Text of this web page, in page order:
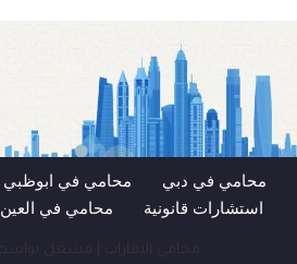
محامي في دبي محامي في ابوظبي
استشارات قانونية
محامي في العين